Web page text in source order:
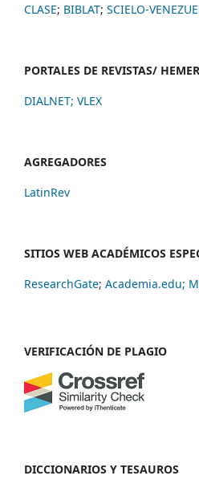
CLASE; BIBLAT; SCIELO-
PORTALES DE REVISTAS/
DIALNET; VLEX
AGREGADORES
LatinRev
SITIOS WEB ACADÉMICOS
ResearchGate; Academia.edu;
VERIFICACIÓN DE PLAGIO
DICCIONARIOS Y TESAUROS